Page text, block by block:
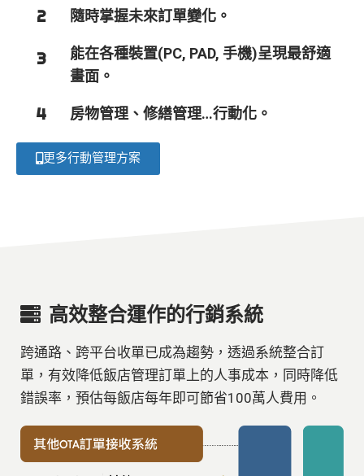
2 隨時掌握未來訂單變化。
3
能在各種裝置(PC, PAD, 手機)呈現最舒適
畫面。
4 房物管理、修繕管理…行動化。
更多行動管理方案
高效整合運作的行銷系統
跨通路、跨平台收單已成為趨勢，透過系統整合訂
單，有效降低飯店管理訂單上的人事成本，同時降低
錯誤率，預估每飯店每年即可節省100萬人費用。